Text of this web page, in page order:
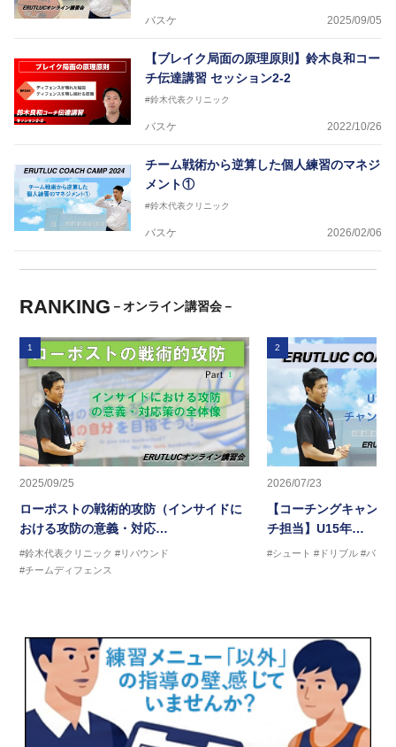
バスケ 2025/09/05
【ブレイク局面の原理原則】鈴木良和コー
チ伝達講習 セッション2-2
#鈴木代表クリニック
バスケ 2022/10/26
チーム戦術から逆算した個人練習のマネジ
メント①
#鈴木代表クリニック
バスケ 2026/02/06
RANKING －オンライン講習会－
1
2025/09/25
ローポストの戦術的攻防（インサイドに
おける攻防の意義・対応…
#鈴木代表クリニック #リバウンド
#チームディフェンス
2
2026/07/23
【コーチングキャン
チ担当】U15年…
#シュート #ドリブル #パス